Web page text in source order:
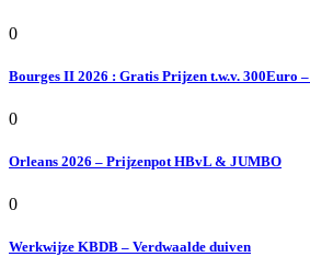
0
Bourges II 2026 : Gratis Prijzen t.w.v. 300Euro
0
Orleans 2026 – Prijzenpot HBvL & JUMBO
0
Werkwijze KBDB – Verdwaalde duiven